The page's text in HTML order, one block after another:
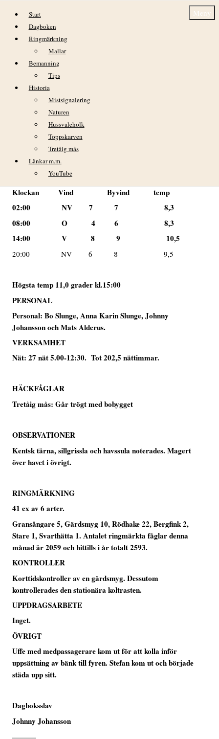
Hoppa till innehåll Meny
Start
Dagboken
Ringmärkning
Mallar
Bemanning
Tips
Historia
Mistsignalering
Naturen
Hussvaleholk
Toppskarven
Tretåig mås
Länkar m.m.
YouTube
Dagbok Nidingens Fågelstation – Onsdag
22 april 2026
VÄDER
Klart väder med svag vind på morgonen. Vinden ökade
något på eftermiddagen.
Klockan Vind Byvind temp
02:00 NV 7 7 8,3
08:00 O 4 6 8,3
14:00 V 8 9 10,5
20:00 NV 6 8 9,5
Högsta temp 11,0 grader kl.15:00
PERSONAL
Personal: Bo Slunge, Anna Karin Slunge, Johnny
Johansson och Mats Alderus.
VERKSAMHET
Nät: 27 nät 5.00-12:30. Tot 202,5 nättimmar.
HÄCKFÅGLAR
Tretåig mås: Går trögt med bobygget
OBSERVATIONER
Kentsk tärna, sillgrissla och havssula noterades. Magert
över havet i övrigt.
RINGMÄRKNING
41 ex av 6 arter.
Gransångare 5, Gärdsmyg 10, Rödhake 22, Bergfink 2,
Stare 1, Svarthätta 1. Antalet ringmärkta fåglar denna
månad är 2059 och hittills i år totalt 2593.
KONTROLLER
Korttidskontroller av en gärdsmyg. Dessutom
kontrollerades den stationära koltrasten.
UPPDRAGSARBETE
Inget.
ÖVRIGT
Uffe med medpassagerare kom ut för att kolla inför
uppsättning av bänk till fyren. Stefan kom ut och började
städa upp sitt.
Dagboksslav
Johnny Johansson